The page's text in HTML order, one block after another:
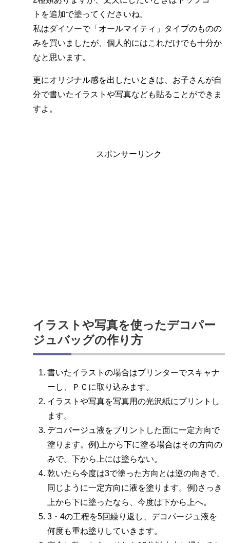
トを追加で塗ってくださいね。
私はダイソーで「オールマイティ」タイプのものの
みを買いましたが、個人的にはこれだけでも十分か
なと思います。
更にオリジナル感を出したいときは、お子さんが自
分で書いたイラストや写真なども貼ることができま
すよ。
スポンサーリンク
イラストや写真を使ったデコパー
ジュバッグの作り方
書いたイラストの場合はプリンターでスキャナ
ーし、ＰＣに取り込みます。
イラストや写真を写真用の光沢紙にプリントし
ます。
デコパージュ液をプリントした面に一定方向で
塗ります。例)上から下に塗る場合はその方向の
みで。下から上には塗らない。
乾いたら今度は3で塗った方向とは逆の向きで、
同じように一定方向に液を塗ります。例)さっき
上から下に塗ったなら、今度は下から上へ。
3・4の工程を5回繰り返し、デコパージュ液を
何度も重ね塗りしていきます。